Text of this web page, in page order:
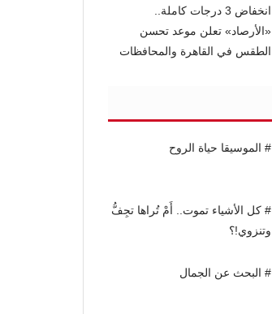
انخفاض 3 درجات كاملة..
«الأرصاد» تعلن موعد تحسن
الطقس في القاهرة والمحافظات
# الموسيقا حياة الروح
# كل الأشياء تموت.. أَمْ تُراها تجِفُّ
وتنزوي!؟
# البحث عن الجمال